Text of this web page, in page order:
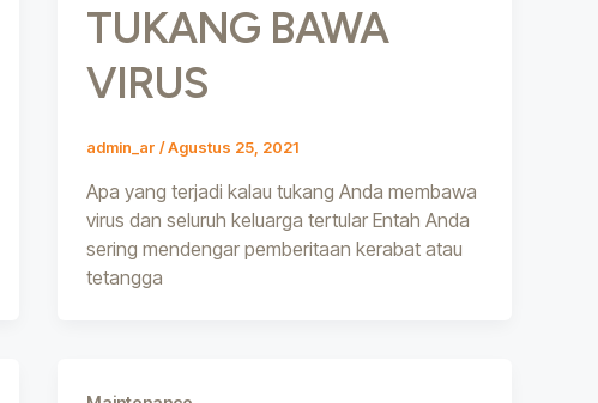
TUKANG BAWA
VIRUS
admin_ar/Agustus 25, 2021
Apa yang terjadi kalau tukang Anda membawa
virus dan seluruh keluarga tertular Entah Anda
sering mendengar pemberitaan kerabat atau
tetangga